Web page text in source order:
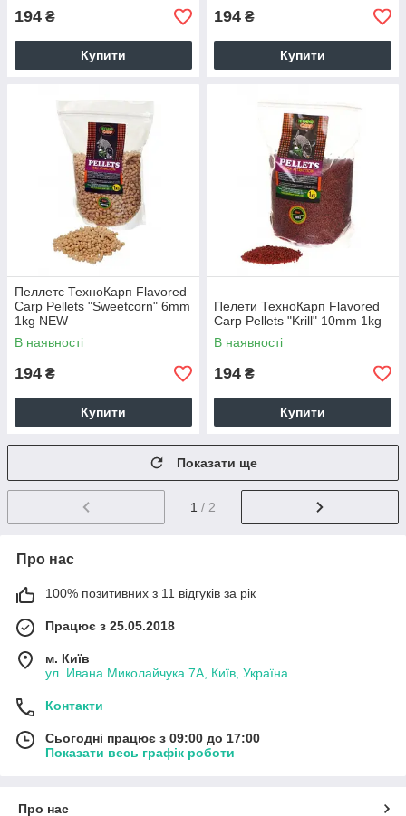
194 ₴
Купити
194 ₴
Купити
Пеллетс ТехноКарп Flavored
Carp Pellets "Sweetcorn" 6mm
1kg NEW
В наявності
194 ₴
Купити
Пелети ТехноКарп Flavored
Carp Pellets "Krill" 10mm 1kg
В наявності
194 ₴
Купити
Показати ще
1 / 2
Про нас
100% позитивних з 11 відгуків за рік
Працює з 25.05.2018
м. Київ
ул. Ивана Миколайчука 7А, Київ, Україна
Контакти
Сьогодні працює з 09:00 до 17:00
Показати весь графік роботи
Про нас